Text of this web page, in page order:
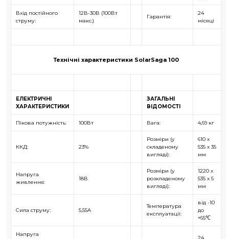
Вхід постійного
струму:
12В-30В (100Вт
макс.)
Гарантія:
24
місяці
Технічні характеристики SolarSaga 100
ЕЛЕКТРИЧНІ
ХАРАКТЕРИСТИКИ
ЗАГАЛЬНІ
ВІДОМОСТІ
Пікова потужність: 100Вт Вага: 4,69 кг
ККД: 23%
Розміри (у
складеному
вигляді):
610 x
535 x 35
мм
Напруга
живлення:
18В
Розміри (у
розкладеному
вигляді):
1220 x
535 x 5
мм
Сила струму: 5,55A
Температура
експлуатації:
від -10
до
+65℃
Напруга
24